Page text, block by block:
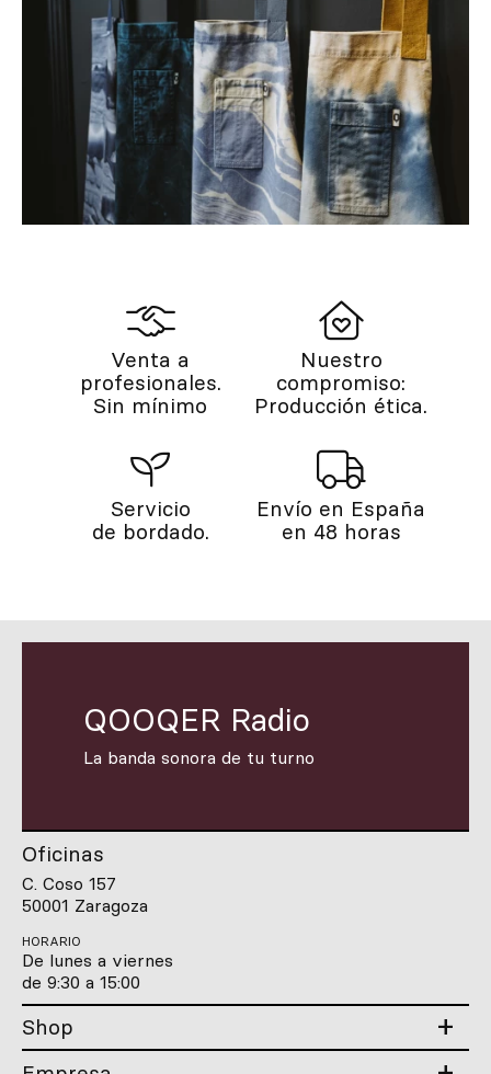
Venta a
profesionales.
Sin mínimo
Nuestro
compromiso:
Producción ética.
Servicio
de bordado.
Envío en España
en 48 horas
QOOQER Radio
La banda sonora de tu turno
Oficinas
C. Coso 157
50001 Zaragoza
HORARIO
De lunes a viernes
de 9:30 a 15:00
Shop